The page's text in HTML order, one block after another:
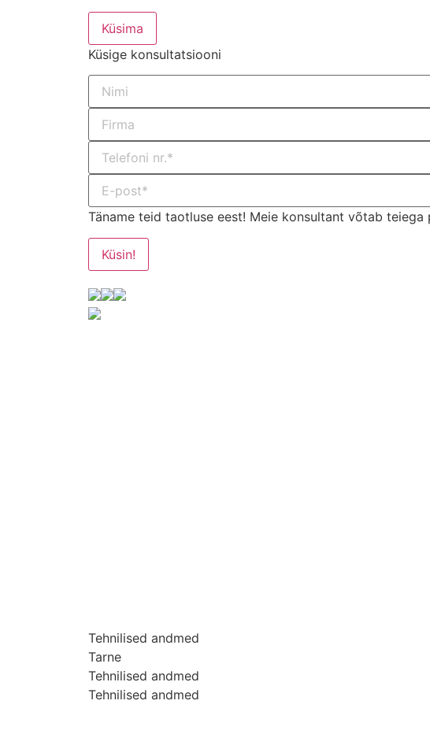
Küsima
Küsige konsultatsiooni
Täname teid taotluse eest! Meie konsultant võtab teiega
Küsin!
Tehnilised andmed
Tarne
Tehnilised andmed
Tehnilised andmed